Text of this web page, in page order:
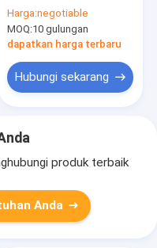
Dekoratif
Harga:negotiable
MOQ:10 gulungan
dapatkan harga terbaru
Hubungi sekarang
produk terbaik
Anda